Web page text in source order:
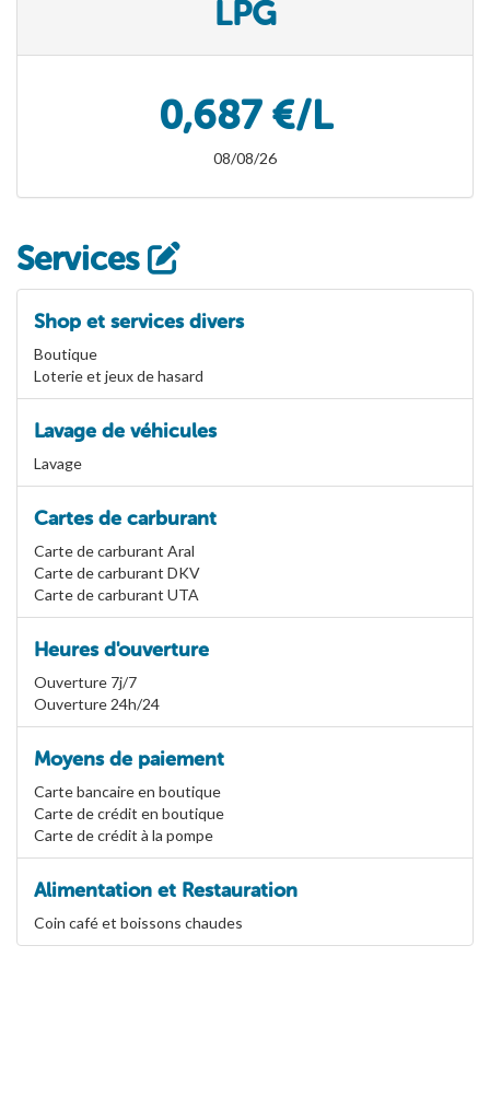
LPG
0,687 €/L
08/08/26
Services
Shop et services divers
Boutique
Loterie et jeux de hasard
Lavage de véhicules
Lavage
Cartes de carburant
Carte de carburant Aral
Carte de carburant DKV
Carte de carburant UTA
Heures d'ouverture
Ouverture 7j/7
Ouverture 24h/24
Moyens de paiement
Carte bancaire en boutique
Carte de crédit en boutique
Carte de crédit à la pompe
Alimentation et Restauration
Coin café et boissons chaudes